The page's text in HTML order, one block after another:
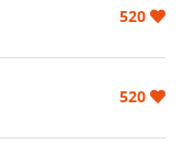
520
520